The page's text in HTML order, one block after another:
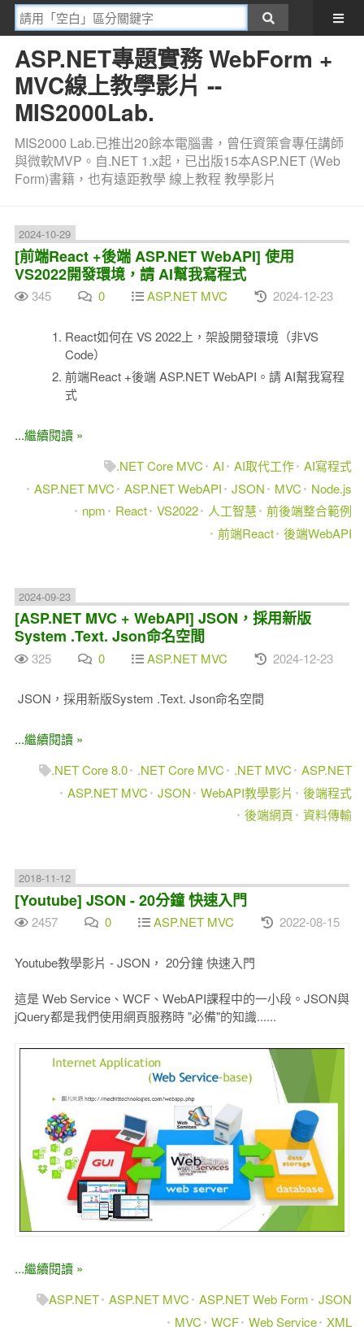
ASP.NET專題實務 WebForm +
MVC線上教學影片 --
MIS2000Lab.
MIS2000 Lab.已推出20餘本電腦書，曾任資策會專任講師
與微軟MVP。自.NET 1.x起，已出版15本ASP.NET (Web
Form)書籍，也有遠距教學 線上教程 教學影片
2024-10-29
[前端React +後端 ASP.NET WebAPI] 使用
VS2022開發環境，請 AI幫我寫程式
345 0 ASP.NET MVC 2024-12-23
React如何在 VS 2022上，架設開發環境（非VS
Code）
前端React +後端 ASP.NET WebAPI。請 AI幫我寫程
式
...繼續閱讀 »
.NET Core MVC
AI AI取代工作 AI寫程式
ASP.NET MVC
ASP.NET WebAPI JSON MVC
Node.js
npm
React VS2022 人工智慧 前後端整合範例
前端React 後端WebAPI
2024-09-23
[ASP.NET MVC + WebAPI] JSON，採用新版
System .Text. Json命名空間
325 0 ASP.NET MVC 2024-12-23
JSON，採用新版System .Text. Json命名空間
...繼續閱讀 »
.NET Core 8.0
.NET Core MVC .NET MVC
ASP.NET
ASP.NET MVC
JSON WebAPI教學影片
後端程式
後端網頁
資料傳輸
2018-11-12
[Youtube] JSON - 20分鐘 快速入門
2457 0 ASP.NET MVC 2022-08-15
Youtube教學影片 - JSON， 20分鐘 快速入門
這是 Web Service、WCF、WebAPI課程中的一小段。JSON與
jQuery都是我們使用網頁服務時 "必備"的知識......
...繼續閱讀 »
ASP.NET ASP.NET MVC ASP.NET Web Form
JSON
MVC
WCF Web Service XML